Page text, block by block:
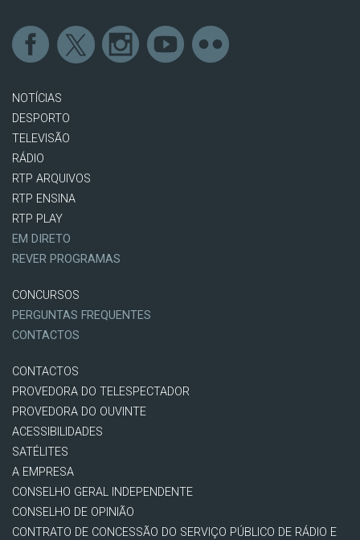
NOTÍCIAS
DESPORTO
TELEVISÃO
RÁDIO
RTP ARQUIVOS
RTP ENSINA
RTP PLAY
EM DIRETO
REVER PROGRAMAS
CONCURSOS
PERGUNTAS FREQUENTES
CONTACTOS
CONTACTOS
PROVEDORA DO TELESPECTADOR
PROVEDORA DO OUVINTE
ACESSIBILIDADES
SATÉLITES
A EMPRESA
CONSELHO GERAL INDEPENDENTE
CONSELHO DE OPINIÃO
CONTRATO DE CONCESSÃO DO SERVIÇO PÚBLICO DE RÁDIO E